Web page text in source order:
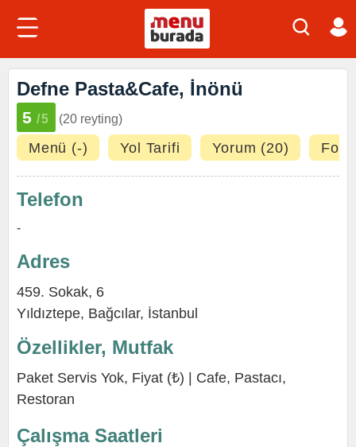
Defne Pasta&Cafe, İnönü
5 /5 (20 reyting)
Menü (-) Yol Tarifi Yorum (20)
Telefon
-
Adres
459. Sokak, 6
Yıldıztepe, Bağcılar, İstanbul
Özellikler, Mutfak
Paket Servis Yok, Fiyat (₺) | Cafe, Pastacı,
Restoran
Çalışma Saatleri